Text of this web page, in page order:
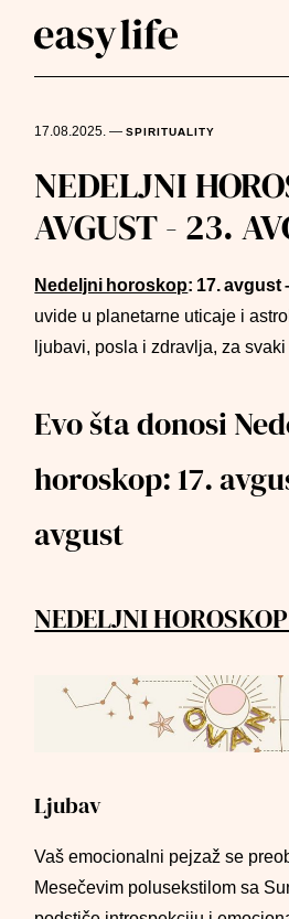
17.08.2025.—SPIRITUALITY
NEDELJNI
AVGUST - 23.
Nedeljni horoskop: 17. avgust
uvide u planetarne uticaje i
ljubavi, posla i zdravlja, za svaki
Evo šta donosi
horoskop: 17.
avgust
NEDELJNI
Ljubav
Vaš emocionalni pejzaž se
Mesečevim polusekstilom sa